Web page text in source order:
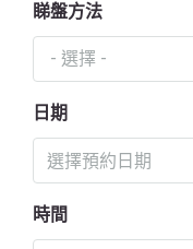
睇盤方法
- 選擇 -
日期
時間